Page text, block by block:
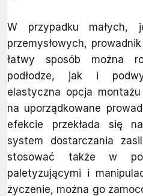
W przypadku małych,
przemysłowych,
łatwy sposób można
podłodze, jak i
elastyczna opcja
na uporządkowane
efekcie przekłada się
system dostarczania
stosować także w
paletyzującymi i
życzenie, można go